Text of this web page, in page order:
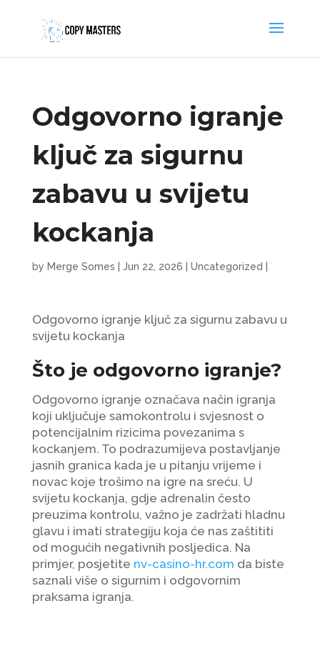
Odgovorno igranje
ključ za sigurnu
zabavu u svijetu
kockanja
by Merge Somes Jun 22, 2026 Uncategorized
Odgovorno igranje ključ za sigurnu zabavu u
svijetu kockanja
Što je odgovorno igranje?
Odgovorno igranje označava način igranja
koji uključuje samokontrolu i svjesnost o
potencijalnim rizicima povezanima s
kockanjem. To podrazumijeva postavljanje
jasnih granica kada je u pitanju vrijeme i
novac koje trošimo na igre na sreću. U
svijetu kockanja, gdje adrenalin često
preuzima kontrolu, važno je zadržati hladnu
glavu i imati strategiju koja će nas zaštititi
od mogućih negativnih posljedica. Na
primjer, posjetite nv-casino-hr.com da biste
saznali više o sigurnim i odgovornim
praksama igranja.